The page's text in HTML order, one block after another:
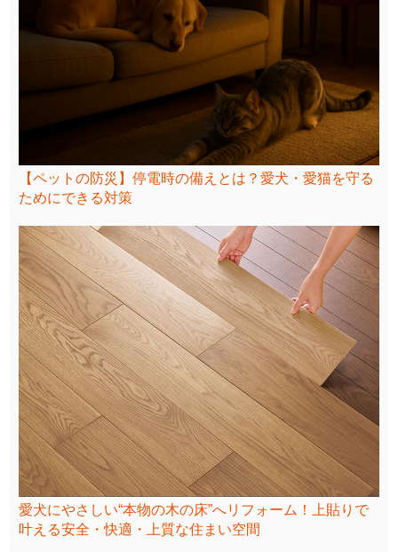
【ペットの防災】停電時の備えとは？愛犬・愛猫を守る
ためにできる対策
愛犬にやさしい“本物の木の床”へリフォーム！上貼りで
叶える安全・快適・上質な住まい空間